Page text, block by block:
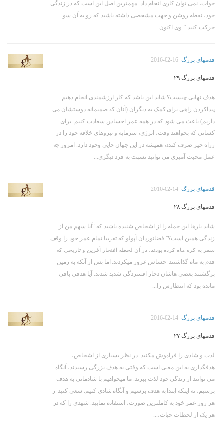
خواب، نمی توان کاری انجام داد. مهمترین اصل این است که در زندگی
خود، نقطه روشن و جهت مشخصی داشته باشید که رو به آن سو
حرکت کنید.” وی اکنون...
قدمهای بزرگ 2016-02-16
قدمهای بزرگ ۲۹
هدف نهایی چیست؟ شاید این باشد که کار ارزشمندی انجام دهیم.
پیداکردن راهی برای کمک به دیگران (آنان که صمیمانه دوستشان می
داریم) باعث می شود که در همه عمر احساس سعادت کنیم. برای
کسانی که بخواهند وقت، انرژی، سرمایه و نیروهای خلاقه خود را در
رراه خیر صرف کندد، همیشه در این جهان جایی وجود دارد. امروز چه
عمل محبت آمیزی می توانید نسبت به فرد دیگری...
قدمهای بزرگ 2016-02-14
قدمهای بزرگ ۲۸
شاید بارها این جمله را از اشخاص شنیده باشید که “آیا سهم من از
زندگی همین است؟” فضانوردان آپولو که تقریبا تمام عمر خود را وقف
سفر به کره ماه کرده بودند، در آن لحظه افتخار آفرین و تاریخی که
قدم به ماه گذاشتند احساس غرور میکردند. اما پس از آنکه به زمین
برگشتند بعضی هاشان دچار افسردگی شدید شدند. آیا هدفی باقی
مانده بود که انتظارش را...
قدمهای بزرگ 2016-02-14
قدمهای بزرگ ۲۷
لذت و شادی را فراموش مکنید. در نظر بسیاری از اشخاص،
هدفگذاری به این معنی است که وقتی به هدف بزرگی رسیدند، آنگاه
می توانند از زندگی خود لذت ببرند. ما میخواهیم با شادمانی به هدف
برسیم، نه اینکه ابتدا به هدف برسیم و آنگاه شادی کنیم. سعی کنید از
هر روز عمر خود به کاملترین صورت، استفاده نمایید. شهدی را که در
هر یک از لحظات حیات،...